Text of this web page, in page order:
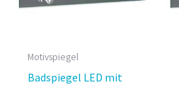
Motivspiegel
Badspiegel LED mit